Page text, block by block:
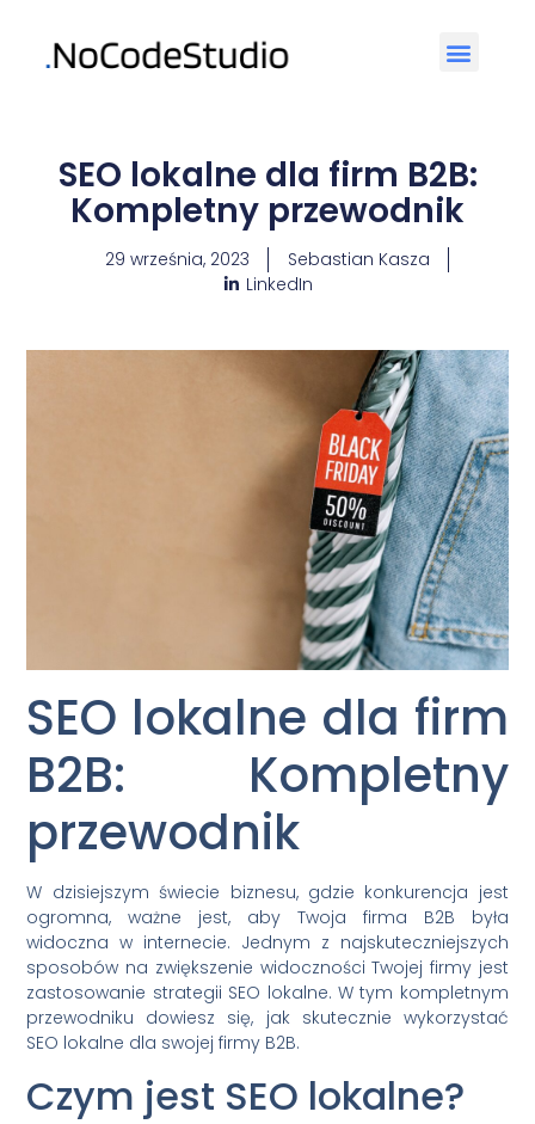
SEO lokalne dla firm B2B:
Kompletny przewodnik
29 września, 2023
Sebastian Kasza
LinkedIn
SEO lokalne dla firm
B2B: Kompletny
przewodnik
W dzisiejszym świecie biznesu, gdzie konkurencja jest
ogromna, ważne jest, aby Twoja firma B2B była
widoczna w internecie. Jednym z najskuteczniejszych
sposobów na zwiększenie widoczności Twojej firmy jest
zastosowanie strategii SEO lokalne. W tym kompletnym
przewodniku dowiesz się, jak skutecznie wykorzystać
SEO lokalne dla swojej firmy B2B.
Czym jest SEO lokalne?